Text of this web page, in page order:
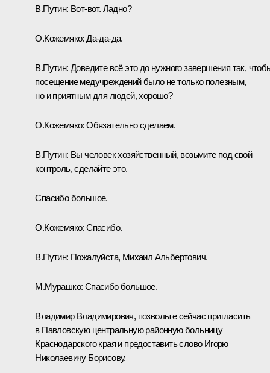
В.Путин: Вот-вот. Ладно?
О.Кожемяко: Да-да-да.
В.Путин: Доведите всё это до нужного завершения так,
посещение медучреждений было не только полезным,
но и приятным для людей, хорошо?
О.Кожемяко: Обязательно сделаем.
В.Путин: Вы человек хозяйственный, возьмите под свой
контроль, сделайте это.
Спасибо большое.
О.Кожемяко: Спасибо.
В.Путин: Пожалуйста, Михаил Альбертович.
М.Мурашко: Спасибо большое.
Владимир Владимирович, позвольте сейчас пригласить
в Павловскую центральную районную больницу
Краснодарского края и предоставить слово Игорю
Николаевичу Борисову.